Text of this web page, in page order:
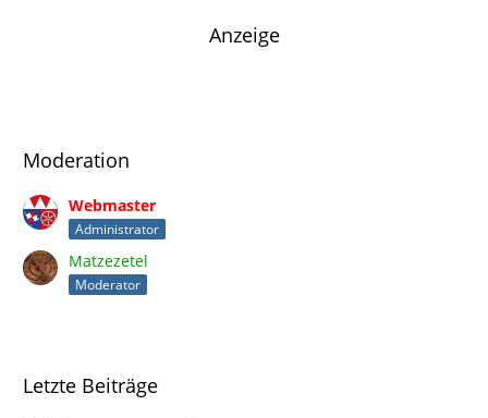
Anzeige
Moderation
Webmaster
Administrator
Matzezetel
Moderator
Letzte Beiträge